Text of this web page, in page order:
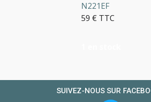
N221EF
59 € TTC
SUIVEZ-NOUS SUR